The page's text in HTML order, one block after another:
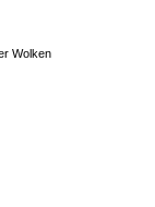
Wolken